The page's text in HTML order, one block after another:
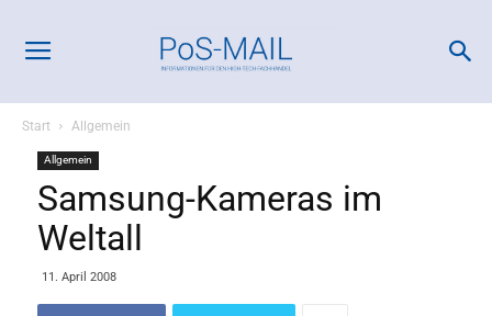
Start Allgemein
Allgemein
Samsung-Kameras im
Weltall
11. April 2008